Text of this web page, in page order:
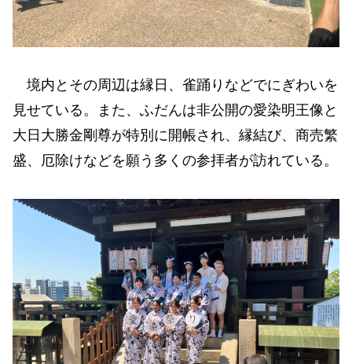
境内とその周辺は縁日、雀踊りなどでにぎわいを
見せている。また、ふだんは非公開の愛染明王像と
大日大勝金剛尊が特別に開帳され、縁結び、商売繁
盛、厄除けなどを願う多くの参拝者が訪れている。